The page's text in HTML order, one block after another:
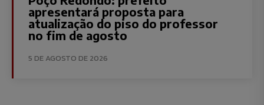
apresentará proposta para
atualização do piso do professor
no fim de agosto
5 DE AGOSTO DE 2026